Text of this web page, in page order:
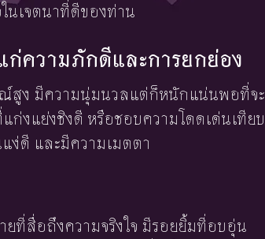
นเจตนาที่ดีของท่าน
ความภักดีและการยกย่อง
ณ์สูง มีความนุ่มนวลแต่ก็หนักแน่นพอที่จะ
ก่งแย่งชิงดี หรือชอบความโดดเด่นเทียบ
ง่ดี และมีความเมตตา
ที่สื่อถึงความจริงใจ มีรอยยิ้มที่อบอุ่น